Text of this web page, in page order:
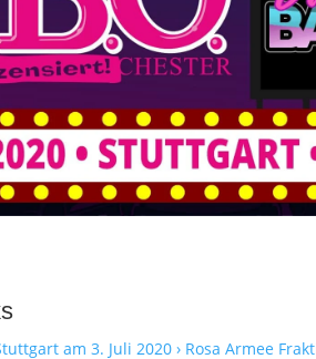
am 3. Juli 2020 › Rosa Armee